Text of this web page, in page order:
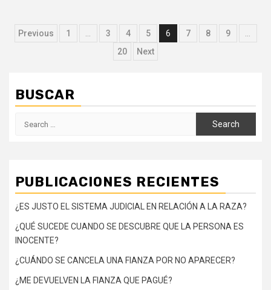
Posts
Previous 1 3 4 5 6 7 8 9
20
Next
BUSCAR
PUBLICACIONES RECIENTES
¿ES JUSTO EL SISTEMA JUDICIAL EN RELACIÓN A LA RAZA?
¿QUÉ SUCEDE CUANDO SE DESCUBRE QUE LA PERSONA ES
INOCENTE?
¿CUÁNDO SE CANCELA UNA FIANZA POR NO APARECER?
¿ME DEVUELVEN LA FIANZA QUE PAGUÉ?